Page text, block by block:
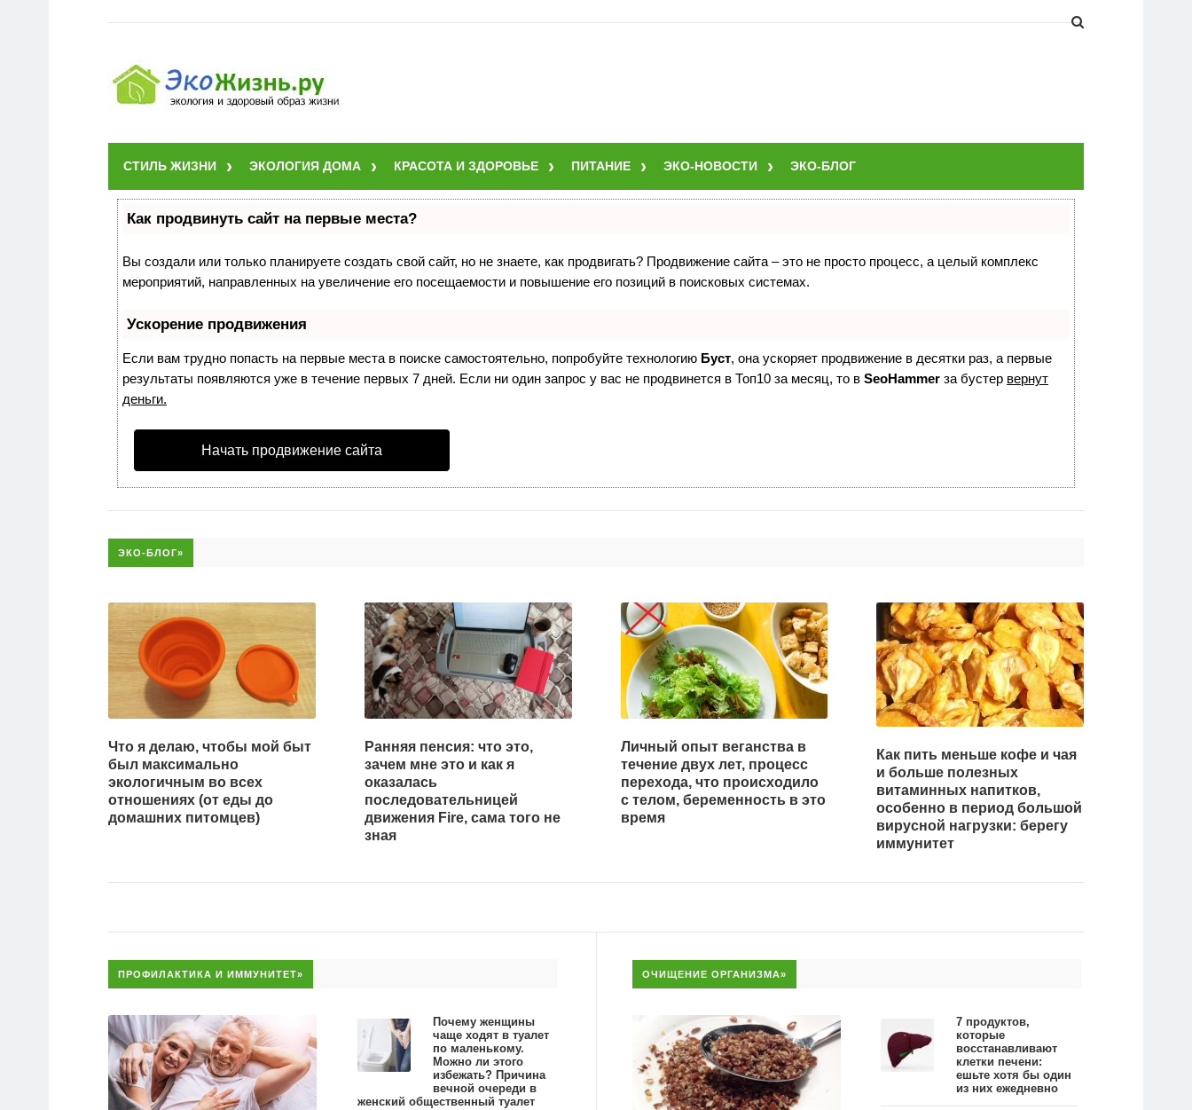
СТИЛЬ ЖИЗНИ ЭКОЛОГИЯ ДОМА КРАСОТА И ЗДОРОВЬЕ ПИТАНИЕ ЭКО-НОВОСТИ ЭКО-БЛОГ
Как продвинуть сайт на первые места?
Вы создали или только планируете создать свой сайт, но не знаете, как продвигать? Продвижение сайта – это не просто процесс, а целый комплекс
мероприятий, направленных на увеличение его посещаемости и повышение его позиций в поисковых системах.
Ускорение продвижения
Если вам трудно попасть на первые места в поиске самостоятельно, попробуйте технологию Буст, она ускоряет продвижение в десятки раз, а первые
результаты появляются уже в течение первых 7 дней. Если ни один запрос у вас не продвинется в Топ10 за месяц, то в SeoHammer за бустер вернут
деньги.
Начать продвижение сайта
ЭКО-БЛОГ»
Что я делаю, чтобы мой быт
был максимально
экологичным во всех
отношениях (от еды до
домашних питомцев)
Ранняя пенсия: что это,
зачем мне это и как я
оказалась
последовательницей
движения Fire, сама того не
зная
Личный опыт веганства в
течение двух лет, процесс
перехода, что происходило
с телом, беременность в это
время
Как пить меньше кофе и чая
и больше полезных
витаминных напитков,
особенно в период большой
вирусной нагрузки: берегу
иммунитет
ПРОФИЛАКТИКА И ИММУНИТЕТ»
Почему женщины
чаще ходят в туалет
по маленькому.
Можно ли этого
избежать? Причина
вечной очереди в
женский общественный туалет
ОЧИЩЕНИЕ ОРГАНИЗМА»
7 продуктов,
которые
восстанавливают
клетки печени:
ешьте хотя бы один
из них ежедневно